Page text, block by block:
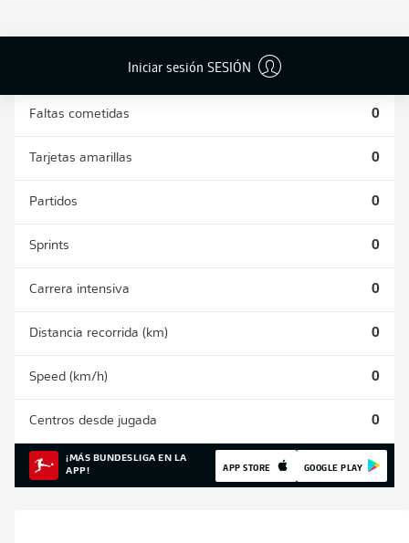
Iniciar sesión SESIÓN
Faltas cometidas 0
Tarjetas amarillas 0
Partidos 0
Sprints 0
Carrera intensiva 0
Distancia recorrida (km) 0
Speed (km/h) 0
Centros desde jugada 0
¡MÁS BUNDESLIGA EN LA
APP!
APP STORE GOOGLE PLAY